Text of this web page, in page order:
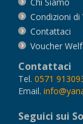
Condizioni di
Contattaci
Voucher
Contattaci
Tel. 0571
Email.
Seguici sui